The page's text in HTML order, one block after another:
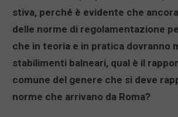
stiva, perché è evidente che
delle norme di regolamentazione
che in teoria e in pratica dovranno
stabilimenti balneari, qual è il
comune del genere che si deve
norme che arrivano da Roma?